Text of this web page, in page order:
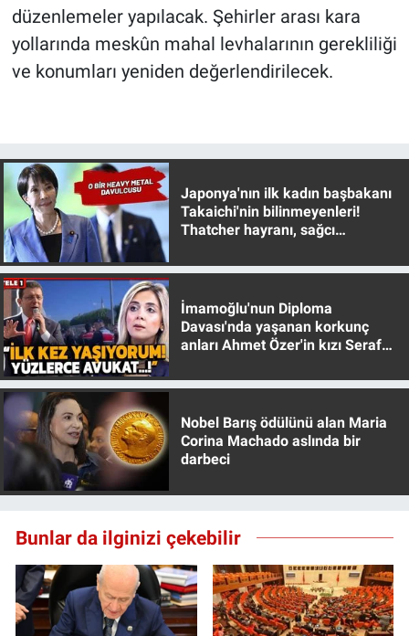
düzenlemeler yapılacak. Şehirler arası kara
yollarında meskûn mahal levhalarının gerekliliği
ve konumları yeniden değerlendirilecek.
Japonya'nın ilk kadın başbakanı
Takaichi'nin bilinmeyenleri!
Thatcher hayranı, sağcı
İmamoğlu'nun Diploma
Davası'nda yaşanan korkunç
anları Ahmet Özer'in kızı Seraf
Nobel Barış ödülünü alan Maria
Corina Machado aslında bir
darbeci
Bunlar da ilginizi çekebilir